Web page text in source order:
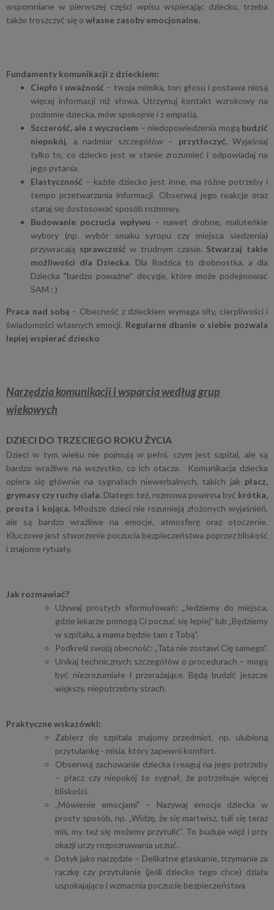
wspomniane w pierwszej części wpisu wspierając dziecko, trzeba
także troszczyć się o własne zasoby emocjonalne.
Fundamenty komunikacji z dzieckiem:
Ciepło i uważność – twoja mimika, ton głosu i postawa niosą
więcej informacji niż słowa. Utrzymuj kontakt wzrokowy na
poziomie dziecka, mów spokojnie i z empatią.
Szczerość, ale z wyczuciem – niedopowiedzenia mogą budzić
niepokój, a nadmiar szczegółów – przytłoczyć. Wyjaśniaj
tylko to, co dziecko jest w stanie zrozumieć i odpowiadaj na
jego pytania.
Elastyczność – każde dziecko jest inne, ma różne potrzeby i
tempo przetwarzania informacji. Obserwuj jego reakcje oraz
staraj się dostosować sposób rozmowy.
Budowanie poczucia wpływu – nawet drobne, maluteńkie
wybory (np. wybór smaku syropu czy miejsca siedzenia)
przywracają sprawczość w trudnym czasie. Stwarzaj takie
możliwości dla Dziecka. Dla Rodzica to drobnostka, a dla
Dziecka "bardzo poważne" decyzje, które może podejmować
SAM : )
Praca nad sobą – Obecność z dzieckiem wymaga siły, cierpliwości i
świadomości własnych emocji. Regularne dbanie o siebie pozwala
lepiej wspierać dziecko
Narzędzia komunikacji i wsparcia według grup
wiekowych
DZIECI DO TRZECIEGO ROKU ŻYCIA
Dzieci w tym wieku nie pojmują w pełni, czym jest szpital, ale są
bardzo wrażliwe na wszystko, co ich otacza. Komunikacja dziecka
opiera się głównie na sygnałach niewerbalnych, takich jak płacz,
grymasy czy ruchy ciała. Dlatego też, rozmowa powinna być krótka,
prosta i kojąca.Młodsze dzieci nie rozumieją złożonych wyjaśnień,
ale są bardzo wrażliwe na emocje, atmosferę oraz otoczenie.
Kluczowe jest stworzenie poczucia bezpieczeństwa poprzez bliskość
i znajome rytuały.
Jak rozmawiać?
Używaj prostych sformułowań: „Jedziemy do miejsca,
gdzie lekarze pomogą Ci poczuć się lepiej” lub „Będziemy
w szpitalu, a mama będzie tam z Tobą”.
Podkreśl swoją obecność: „Tata nie zostawi Cię samego”.
Unikaj technicznych szczegółów o procedurach – mogą
być niezrozumiałe i przerażające. Będą budzić jeszcze
większy, niepotrzebny strach.
Praktyczne wskazówki:
Zabierz do szpitala znajomy przedmiot, np. ulubioną
przytulankę - misia, który zapewni komfort.
Obserwuj zachowanie dziecka i reaguj na jego potrzeby
– płacz czy niepokój to sygnał, że potrzebuje więcej
bliskości.
„Mówienie emocjami” – Nazywaj emocje dziecka w
prosty sposób, np. „Widzę, że się martwisz, tuli się teraz
miś, my też się możemy przytulić”. To buduje więź i przy
okazji uczy rozpoznawania uczuć.
Dotyk jako narzędzie – Delikatne głaskanie, trzymanie za
rączkę czy przytulanie (jeśli dziecko tego chce) działa
uspokajająco i wzmacnia poczucie bezpieczeństwa